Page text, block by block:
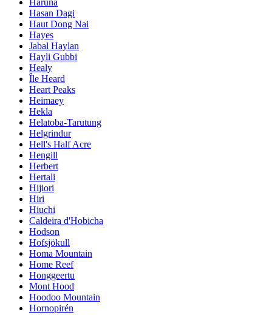
Hasan Dagi
Haut Dong Nai
Hayes
Jabal Haylan
Hayli Gubbi
Healy
Île Heard
Heart Peaks
Heimaey
Hekla
Helatoba-Tarutung
Helgrindur
Hell's Half Acre
Hengill
Herbert
Hertali
Hijiori
Hiri
Hiuchi
Caldeira d'Hobicha
Hodson
Hofsjökull
Homa Mountain
Home Reef
Honggeertu
Mont Hood
Hoodoo Mountain
Hornopirén